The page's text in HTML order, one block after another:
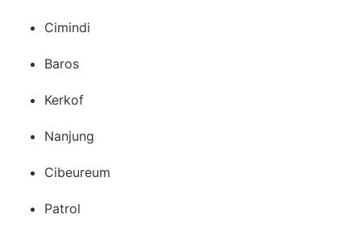
Cimindi
Baros
Kerkof
Nanjung
Cibeureum
Patrol